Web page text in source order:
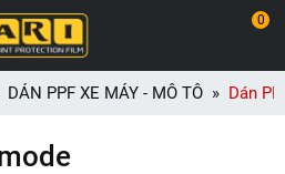
0
DÁN PPF XE MÁY - MÔ TÔ Dán